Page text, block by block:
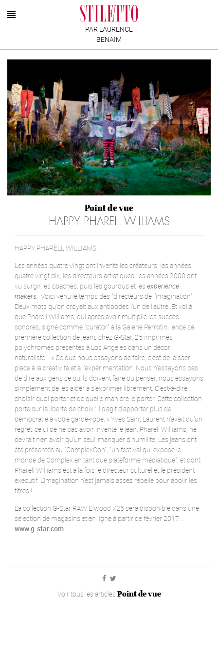
PAR LAURENCE
BENAIM
Point de vue
HAPPY PHARELL WILLIAMS
HAPPY PHARELL WILLIAMS
Les années quatre vingt ont inventé les créateurs, les années
quatre vingt dix, les directeurs artistiques, les années 2000 ont
vu surgir les coaches, puis les gourous et les experience
makers. Voici venu le temps des "directeurs de l'imagination".
Deux mots qu'on croyait aux antipodes l'un de l'autre..Et voilà
que Pharell Williams, qui après avoir multiplié les succès
sonores, signé comme "curator" à la Galerie Perrotin, lance sa
première collection de jeans chez G-Star. 25 imprimés
polychromes présentés à Los Angeles dans un décor
naturaliste… « Ce que nous essayons de faire, c'est de laisser
place à la créativité et à l'expérimentation. Nous n'essayons pas
de dire aux gens ce qu'ils doivent faire ou penser, nous essayons
simplement de les aider à s'exprimer librement. C'est-à-dire
choisir quoi porter et de quelle manière le porter. Cette collection
porte sur la liberté de choix : il s'agit d'apporter plus de
démocratie à votre garde-robe. » Yves Saint Laurent n'avait qu'un
regret: celui de ne pas avoir inventé le jean. Pharell Williams, ne
devrait n'en avoir qu'un seul: manquer d'humilité. Les jeans ont
été présentés au "ComplexCon", "un festival qui expose le
monde de Complex en tant que plateforme médiatique", et dont
Pharell Williams est à la fois le directeur culturel et le président
éxecutif. L'imagination n'est jamais assez rebelle pour abolir les
titres !
La collection G-Star RAW Elwood X25 sera disponible dans une
sélection de magasins et en ligne à partir de février 2017. .
www.g-star.com
Voir tous les articles Point de vue